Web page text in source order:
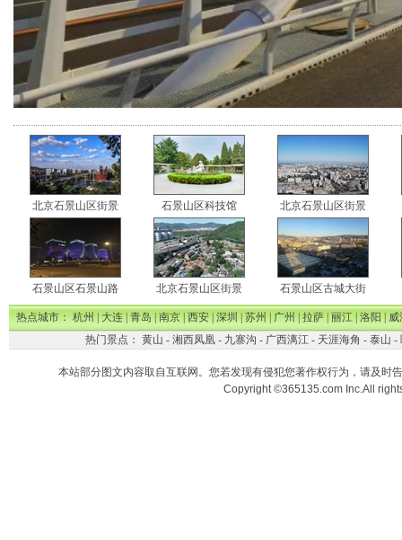
北京石景山区街景 石景山区科技馆 北京石景山区街景
石景山区石景山路 北京石景山区街景 石景山区古城大街
热点城市：杭州|大连|青岛|南京|西安|深圳|苏州|广州|拉萨|丽江|洛阳|威
热门景点： 黄山 - 湘西凤凰- 九寨沟 - 广西漓江- 天涯海角 - 泰山 -
本站部分图文内容取自互联网。您若发现有侵犯您著作权行为，请及时
Copyright ©365135.com Inc.All